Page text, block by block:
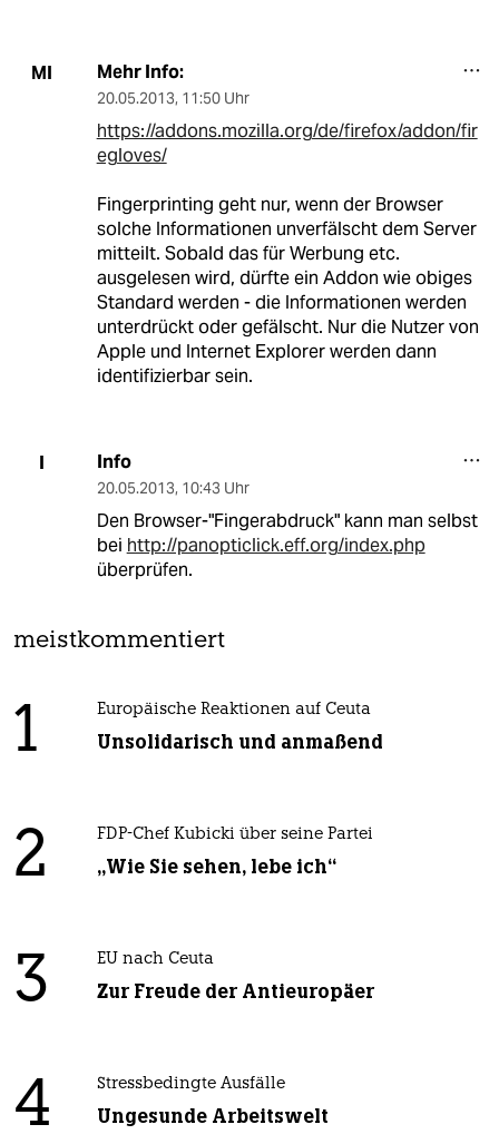
MI Mehr Info:
20.05.2013, 11:50 Uhr
https://addons.mozilla.org/de/firefox/addon/fir
egloves/
Fingerprinting geht nur, wenn der Browser
solche Informationen unverfälscht dem Server
mitteilt. Sobald das für Werbung etc.
ausgelesen wird, dürfte ein Addon wie obiges
Standard werden - die Informationen werden
unterdrückt oder gefälscht. Nur die Nutzer von
Apple und Internet Explorer werden dann
identifizierbar sein.
I Info
20.05.2013, 10:43 Uhr
Den Browser-"Fingerabdruck" kann man selbst
bei http://panopticlick.eff.org/index.php
überprüfen.
meistkommentiert
1 Europäische Reaktionen auf Ceuta
Unsolidarisch und anmaßend
2 FDP-Chef Kubicki über seine Partei
„Wie Sie sehen, lebe ich“
3 EU nach Ceuta
Zur Freude der Antieuropäer
4 Stressbedingte Ausfälle
Ungesunde Arbeitswelt